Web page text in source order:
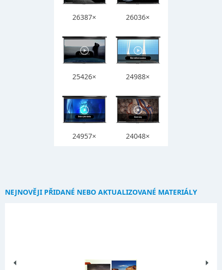
26387× 26036×
25426× 24988×
24957× 24048×
NEJNOVĚJI PŘIDANÉ NEBO AKTUALIZOVANÉ MATERIÁLY